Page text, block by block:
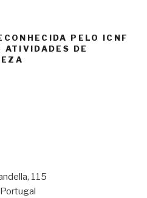
PELO ICNF
ATIVIDADES DE
115